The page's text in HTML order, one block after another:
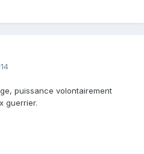
puissance volontairement
guerrier.